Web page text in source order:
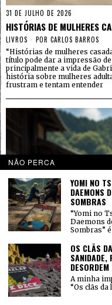
31 DE JULHO DE 2026
HISTÓRIAS DE MULHERES
LIVROS POR CARLOS BARROS
“Histórias de mulheres
título pode dar a impressão
principalmente a vida de
história sobre mulheres
frustram e tentam entender
NÃO PERCA
YOMI NO
DAEMONS
SOMBRAS
“Yomi no
Daemons
Sombras” é
OS CLÃS
SANIDADE,
DESORDEM
A minha
“Os clãs da